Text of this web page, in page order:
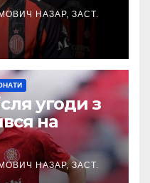
НАЗАР, ЗАСТ.
угоди з
на
НАЗАР, ЗАСТ.